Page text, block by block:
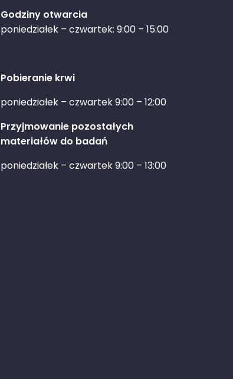
Godziny otwarcia
poniedziałek – czwartek: 9:00 – 15:00
Pobieranie krwi
poniedziałek – czwartek 9:00 – 12:00
Przyjmowanie pozostałych
materiałów do badań
poniedziałek – czwartek 9:00 – 13:00